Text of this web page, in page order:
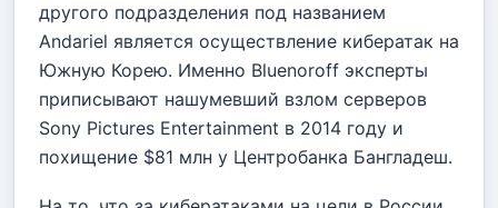
другого подразделения под названием
Andariel является осуществление кибератак на
Южную Корею. Именно Bluenoroff эксперты
приписывают нашумевший взлом серверов
Sony Pictures Entertainment в 2014 году и
похищение $81 млн у Центробанка Бангладеш.